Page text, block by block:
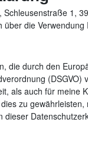
1,
die Verwendung
die durch den
(DSGVO)
als auch für meine
zu
dieser